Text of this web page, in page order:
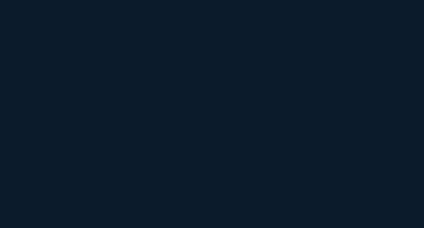
부담감을 안게 됩니다. 이 중요한 시기에 가장 필요한 것은 단절 없
가치를 제공합니다.